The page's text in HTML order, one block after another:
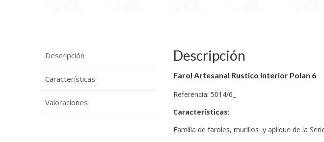
Descripción
Características
Valoraciones
Descripción
Farol Artesanal Rustico Interior Polan 6
Referencia: 5014/6_
Características:
Familia de faroles, murillos y aplique de la